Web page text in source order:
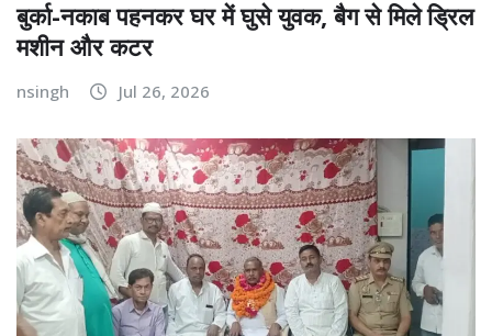
बुर्का-नकाब पहनकर घर में घुसे युवक, बैग से मिले ड्रिल
मशीन और कटर
nsingh Jul 26, 2026